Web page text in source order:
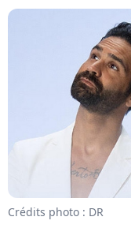
Crédits photo : DR